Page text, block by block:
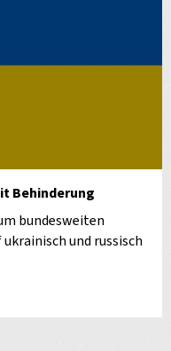
Behinderung
bundesweiten
und russisch